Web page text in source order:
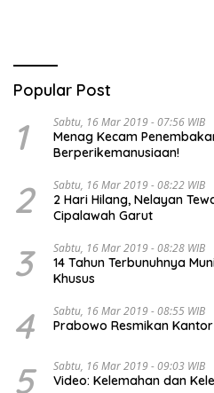
Popular Post
1 Sabtu, 16 Mar 2019 - 07:56 WIB
Menag Kecam
Berperikemanusiaan!
2 Sabtu, 16 Mar 2019 - 08:22 WIB
2 Hari Hilang, Nelayan
Cipalawah Garut
3 Sabtu, 16 Mar 2019 - 08:28 WIB
14 Tahun Terbunuhnya
Khusus
4 Sabtu, 16 Mar 2019 - 08:55 WIB
Prabowo Resmikan
5 Sabtu, 16 Mar 2019 - 09:03 WIB
Video: Kelemahan dan